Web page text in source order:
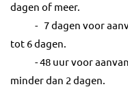
dagen of meer.
- 7 dagen voor
tot 6 dagen.
- 48 uur voor aanvang
minder dan 2 dagen.